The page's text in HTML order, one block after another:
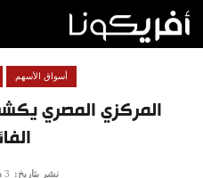
المركزي المصري
أسواق الأسهم
نشر بتاريخ: 3 فبراير 2023